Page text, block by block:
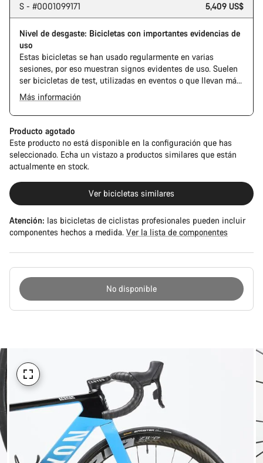
S - #0001099171 5,409 US$
Nivel de desgaste: Bicicletas con importantes evidencias de
uso
Estas bicicletas se han usado regularmente en varias
sesiones, por eso muestran signos evidentes de uso. Suelen
ser bicicletas de test, utilizadas en eventos o que llevan más
tiempo en nuestra flota de pruebas.
Más información
Producto agotado
Este producto no está disponible en la configuración que has
seleccionado. Echa un vistazo a productos similares que están
actualmente en stock.
Ver bicicletas similares
Atención: las bicicletas de ciclistas profesionales pueden incluir
componentes hechos a medida. Ver la lista de componentes
No disponible